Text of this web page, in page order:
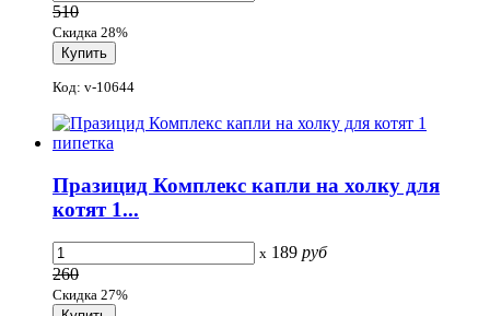
510
Скидка 28%
Код: v-10644
Празицид Комплекс капли на холку для
котят 1...
x 189 руб
260
Скидка 27%